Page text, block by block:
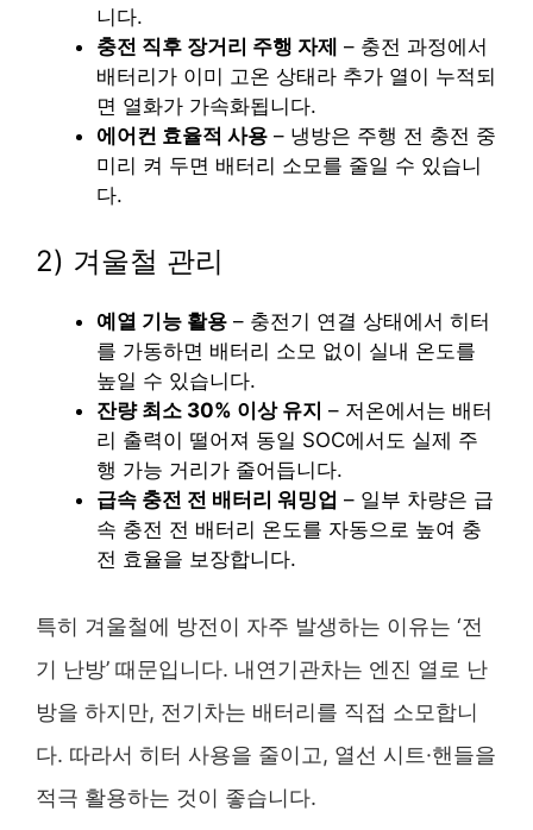
니다.
충전 직후 장거리 주행 자제 – 충전 과정에서
배터리가 이미 고온 상태라 추가 열이 누적되
면 열화가 가속화됩니다.
에어컨 효율적 사용 – 냉방은 주행 전 충전 중
미리 켜 두면 배터리 소모를 줄일 수 있습니
다.
2) 겨울철 관리
예열 기능 활용 – 충전기 연결 상태에서 히터
를 가동하면 배터리 소모 없이 실내 온도를
높일 수 있습니다.
잔량 최소 30% 이상 유지 – 저온에서는 배터
리 출력이 떨어져 동일 SOC에서도 실제 주
행 가능 거리가 줄어듭니다.
급속 충전 전 배터리 워밍업 – 일부 차량은 급
속 충전 전 배터리 온도를 자동으로 높여 충
전 효율을 보장합니다.
특히 겨울철에 방전이 자주 발생하는 이유는 ‘전
기 난방’ 때문입니다. 내연기관차는 엔진 열로 난
방을 하지만, 전기차는 배터리를 직접 소모합니
다. 따라서 히터 사용을 줄이고, 열선 시트·핸들을
적극 활용하는 것이 좋습니다.